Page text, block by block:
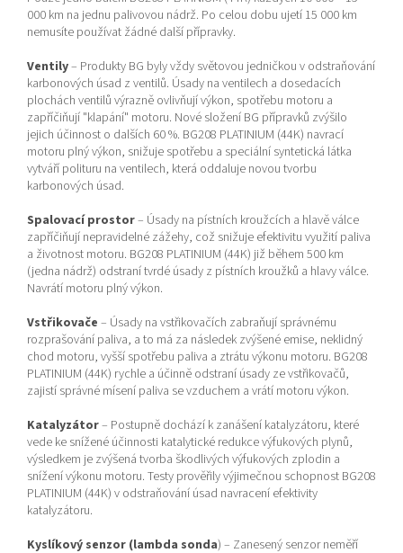
000 km na jednu palivovou nádrž. Po celou dobu ujetí 15 000 km
nemusíte používat žádné další přípravky.
Ventily– Produkty BG byly vždy světovou jedničkou v odstraňování
karbonových úsad z ventilů. Úsady na ventilech a dosedacích
plochách ventilů výrazně ovlivňují výkon, spotřebu motoru a
zapříčiňují "klapání" motoru. Nové složení BG přípravků zvýšilo
jejich účinnost o dalších 60 %. BG208 PLATINIUM (44K) navrací
motoru plný výkon, snižuje spotřebu a speciální syntetická látka
vytváří polituru na ventilech, která oddaluje novou tvorbu
karbonových úsad.
Spalovací prostor– Úsady na pístních kroužcích a hlavě válce
zapříčiňují nepravidelné zážehy, což snižuje efektivitu využití paliva
a životnost motoru. BG208 PLATINIUM (44K) již během 500 km
(jedna nádrž) odstraní tvrdé úsady z pístních kroužků a hlavy válce.
Navrátí motoru plný výkon.
Vstřikovače – Úsady na vstřikovačích zabraňují správnému
rozprašování paliva, a to má za následek zvýšené emise, neklidný
chod motoru, vyšší spotřebu paliva a ztrátu výkonu motoru. BG208
PLATINIUM (44K) rychle a účinně odstraní úsady ze vstřikovačů,
zajistí správné mísení paliva se vzduchem a vrátí motoru výkon.
Katalyzátor– Postupně dochází k zanášení katalyzátoru, které
vede ke snížené účinnosti katalytické redukce výfukových plynů,
výsledkem je zvýšená tvorba škodlivých výfukových zplodin a
snížení výkonu motoru. Testy prověřily výjimečnou schopnost BG208
PLATINIUM (44K) v odstraňování úsad navracení efektivity
katalyzátoru.
Kyslíkový senzor (lambda sonda) – Zanesený senzor neměří